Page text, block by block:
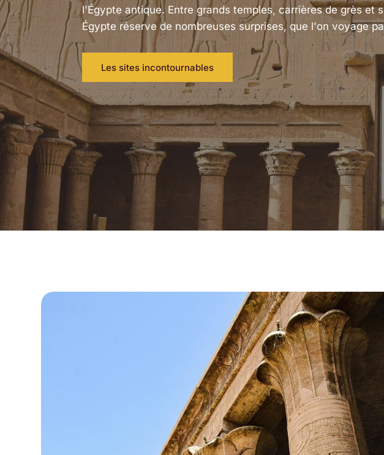
l'Égypte antique. Entre grands temples, carrières de grès
Égypte réserve de nombreuses surprises, que l'on voyage
Les sites incontournables